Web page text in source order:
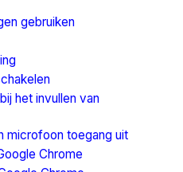
gebruiken
het invullen van
microfoon toegang uit
Chrome